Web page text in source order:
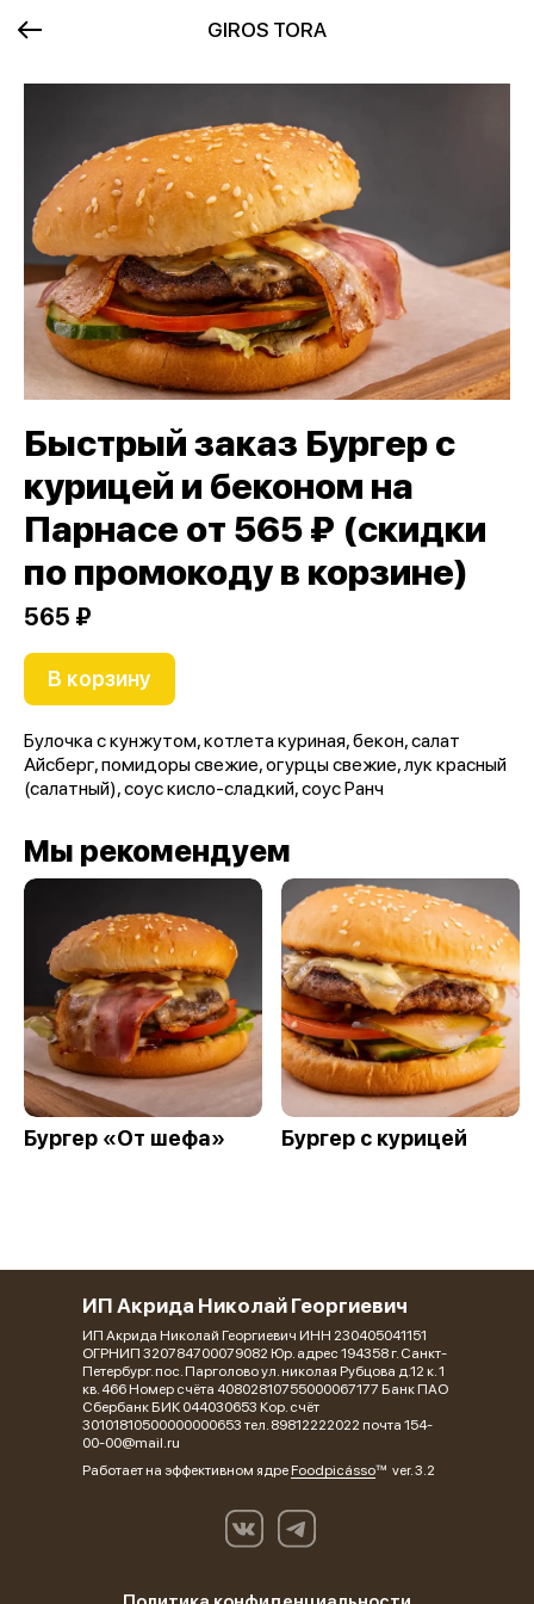
GIROS TORA
Быстрый заказ Бургер с
курицей и беконом на
Парнасе от 565 ₽ (скидки
по промокоду в корзине)
565 ₽
В корзину
Булочка с кунжутом, котлета куриная, бекон, салат
Айсберг, помидоры свежие, огурцы свежие, лук красный
(салатный), соус кисло-сладкий, соус Ранч
Мы рекомендуем
Бургер «От шефа» Бургер с курицей
ИП Акрида Николай Георгиевич
ИП Акрида Николай Георгиевич ИНН 230405041151
ОГРНИП 320784700079082 Юр. адрес 194358 г. Санкт-
Петербург. пос. Парголово ул. николая Рубцова д.12 к. 1
кв. 466 Номер счёта 40802810755000067177 Банк ПАО
Сбербанк БИК 044030653 Кор. счёт
30101810500000000653 тел. 89812222022 почта 154-
00-00@mail.ru
Работает на эффективном ядреFoodpicássover. 3.2